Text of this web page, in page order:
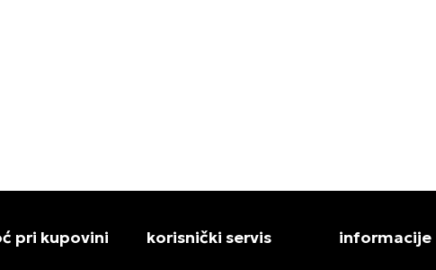
pri kupovini korisnički servis informacije